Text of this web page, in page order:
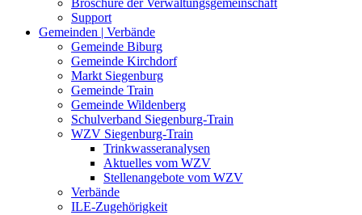
Broschüre der Verwaltungsgemeinschaft
Support
Gemeinden | Verbände
Gemeinde Biburg
Gemeinde Kirchdorf
Markt Siegenburg
Gemeinde Train
Gemeinde Wildenberg
Schulverband Siegenburg-Train
WZV Siegenburg-Train
Trinkwasseranalysen
Aktuelles vom WZV
Stellenangebote vom WZV
Verbände
ILE-Zugehörigkeit